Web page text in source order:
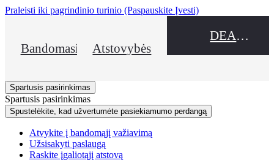
Praleisti iki pagrindinio turinio (Paspauskite Įvesti)
Bandomasis važiavimas
Atstovybės
DEALER NAME
Spartusis pasirinkimas
Spartusis pasirinkimas
Spustelėkite, kad užvertumėte pasiekiamumo perdangą
Atvykite į bandomąjį važiavimą
Užsisakyti paslaugą
Raskite įgaliotąjį atstovą